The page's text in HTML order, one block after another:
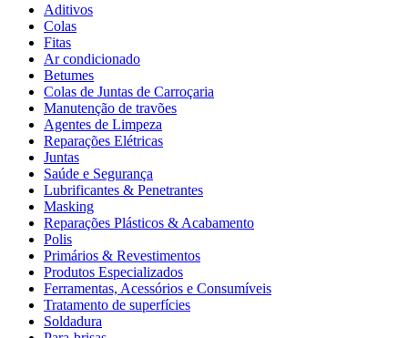
Aditivos
Colas
Fitas
Ar condicionado
Betumes
Colas de Juntas de Carroçaria
Manutenção de travões
Agentes de Limpeza
Reparações Elétricas
Juntas
Saúde e Segurança
Lubrificantes & Penetrantes
Masking
Reparações Plásticos & Acabamento
Polis
Primários & Revestimentos
Produtos Especializados
Ferramentas, Acessórios e Consumíveis
Tratamento de superfícies
Soldadura